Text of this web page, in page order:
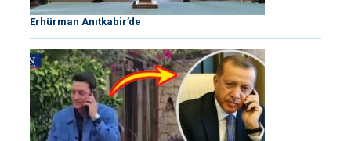
Erhürman Anıtkabir’de